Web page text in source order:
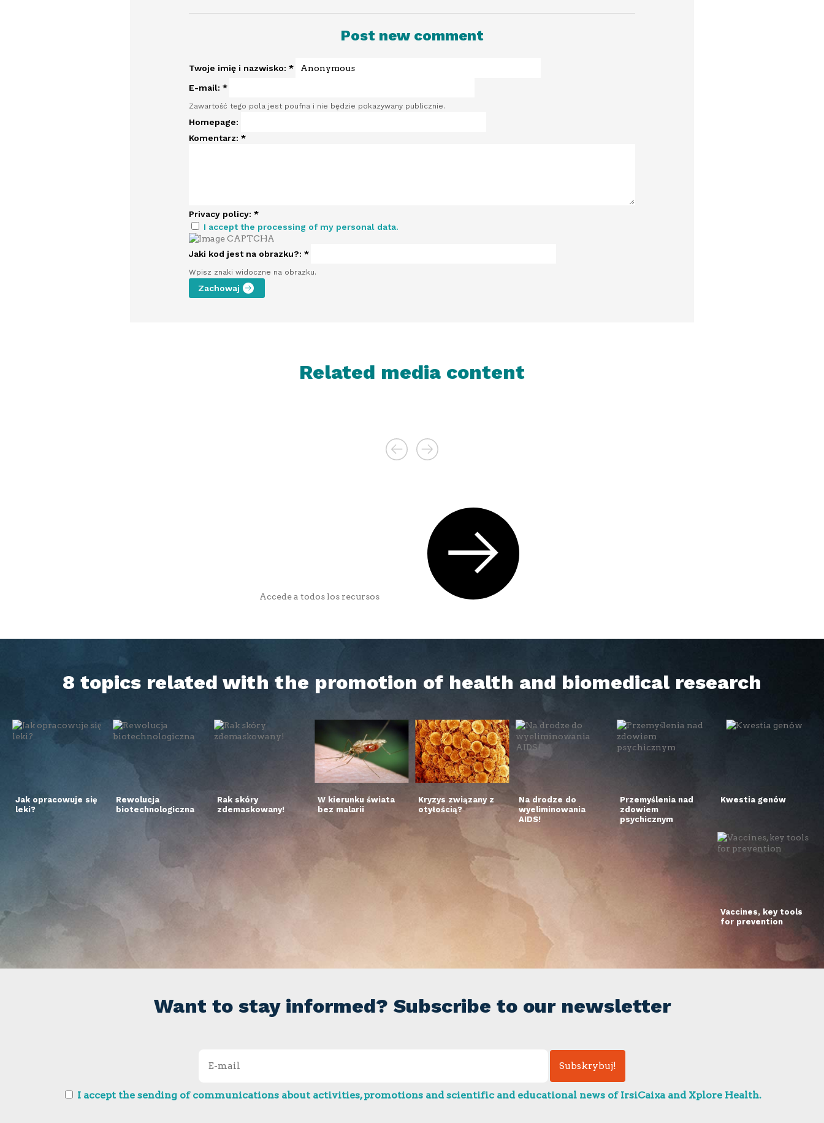
Post new comment
Twoje imię i nazwisko: *
E-mail: *
Zawartość tego pola jest poufna i nie będzie pokazywany publicznie.
Homepage:
Komentarz: *
Privacy policy: *
I accept the processing of my personal data.
Jaki kod jest na obrazku?: *
Wpisz znaki widoczne na obrazku.
Related media content
Accede a todos los recursos
8 topics related with the promotion of health and biomedical research
Jak opracowuje się
leki?
Rewolucja
biotechnologiczna
Rak skóry
zdemaskowany!
W kierunku świata
bez malarii
Kryzys związany z
otyłością?
Na drodze do
wyeliminowania
AIDS!
Przemyślenia nad
zdowiem
psychicznym
Kwestia genów
Vaccines, key tools
for prevention
Want to stay informed? Subscribe to our newsletter
I accept the sending of communications about activities, promotions and scientific and educational news of IrsiCaixa and Xplore Health.